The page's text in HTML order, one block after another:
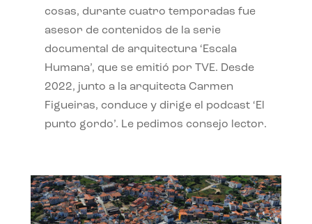
cosas, durante cuatro temporadas fue
asesor de contenidos de la serie
documental de arquitectura ‘Escala
Humana’, que se emitió por TVE. Desde
2022, junto a la arquitecta Carmen
Figueiras, conduce y dirige el podcast ‘El
punto gordo’. Le pedimos consejo lector.